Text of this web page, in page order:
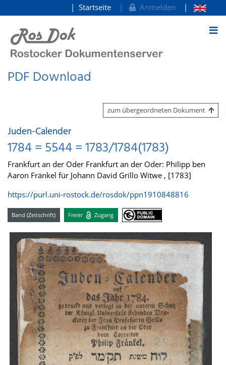
zum Inhalt
Startseite Anmelden
PDF Download
zum übergeordneten Dokument
Juden-Calender
1784 = 5544 = 1783/1784(1783)
Frankfurt an der Oder Frankfurt an der Oder: Philipp ben
Aaron Fränkel für Johann David Grillo Witwe , [1783]
https://purl.uni-rostock.de/rosdok/ppn1910848816
Band (Zeitschrift) Freier Zugang